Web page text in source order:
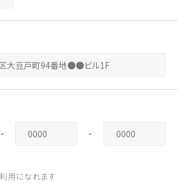
- -
用になれます